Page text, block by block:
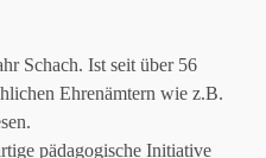
Schach. Ist seit über 56
Ehrenämtern wie z.B.
pädagogische Initiative